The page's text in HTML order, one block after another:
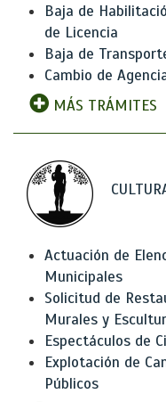
Baja de
de Licencia
Baja de
Cambio de
MÁS TRÁMITES
Actuación de
Municipales
Solicitud de
Murales y
Espectáculos de
Explotación de
Públicos